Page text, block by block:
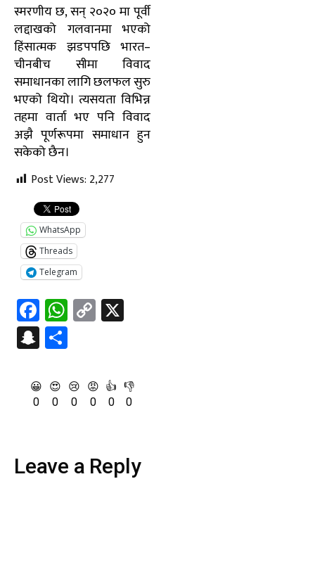
स्मरणीय छ, सन् २०२० मा पूर्वी
लद्दाखको गलवानमा भएको
हिंसात्मक झडपपछि भारत–
चीनबीच सीमा विवाद
समाधानका लागि छलफल सुरु
भएको थियो। त्यसयता विभिन्न
तहमा वार्ता भए पनि विवाद
अझै पूर्णरूपमा समाधान हुन
सकेको छैन।
Post Views: 2,277
WhatsApp
Threads
Telegram
Facebook
WhatsApp
Copy
Link
Snapchat
😀
0
😍
0
😢
0
😡
0
👍
0
👎
0
Leave a Reply